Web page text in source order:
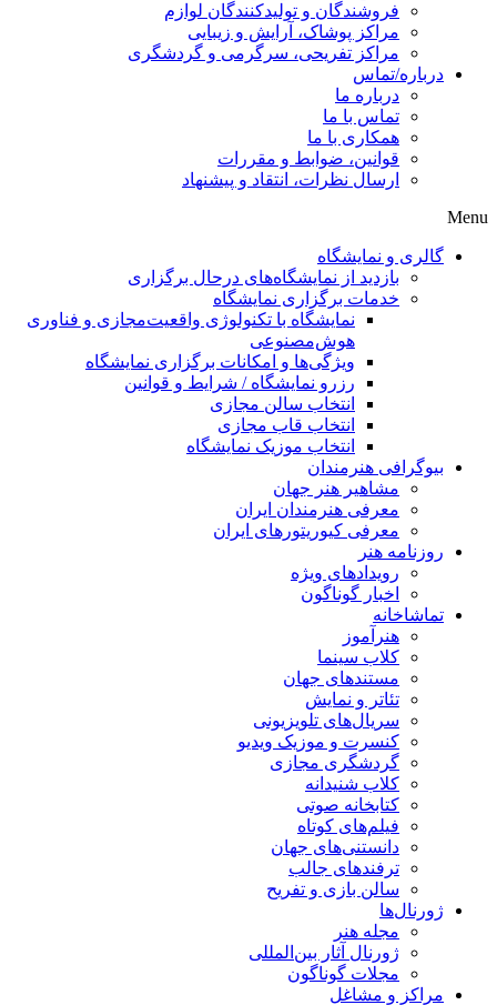
فروشندگان و تولیدکنندگان لوازم
مراکز پوشاک، آرایش و زیبایی
مراکز تفریحی، سرگرمی و گردشگری
تماس
درباره ما
تماس با ما
همکاری با ما
قوانین، ضوابط و مقررات
ارسال نظرات، انتقاد و پیشنهاد
و نمایشگاه
بازدید از نمایشگاه‌های درحال برگزاری
خدمات برگزاری نمایشگاه
نمایشگاه با تکنولوژی واقعیت‌مجازی و فناوری
هوش‌مصنوعی
ویژگی‌ها و امکانات برگزاری نمایشگاه
رزرو نمایشگاه / شرایط و قوانین
انتخاب سالن مجازی
انتخاب قاب مجازی
انتخاب موزیک نمایشگاه
هنرمندان
مشاهیر هنر جهان
معرفی هنرمندان ایران
معرفی کیوریتورهای ایران
هنر
رویدادهای ویژه
اخبار گوناگون
هنرآموز
کلاب سینما
مستندهای جهان
تئاتر و نمایش
سریال‌های تلویزیونی
کنسرت و موزیک ویدیو
گردشگری مجازی
کلاب شنیدانه
کتابخانه صوتی
فیلم‌های کوتاه
دانستنی‌های جهان
ترفندهای جالب
سالن بازی و تفریح
مجله هنر
ژورنال آثار بین‌المللی
مجلات گوناگون
و مشاغل